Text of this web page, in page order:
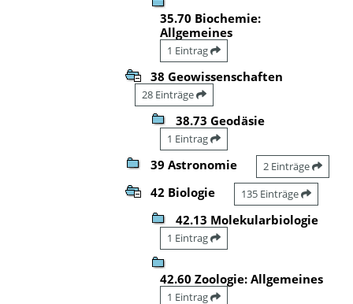
35.70 Biochemie:
Allgemeines
1 Eintrag
38 Geowissenschaften
28 Einträge
38.73 Geodäsie
1 Eintrag
39 Astronomie 2 Einträge
42 Biologie 135 Einträge
42.13 Molekularbiologie
1 Eintrag
42.60 Zoologie: Allgemeines
1 Eintrag